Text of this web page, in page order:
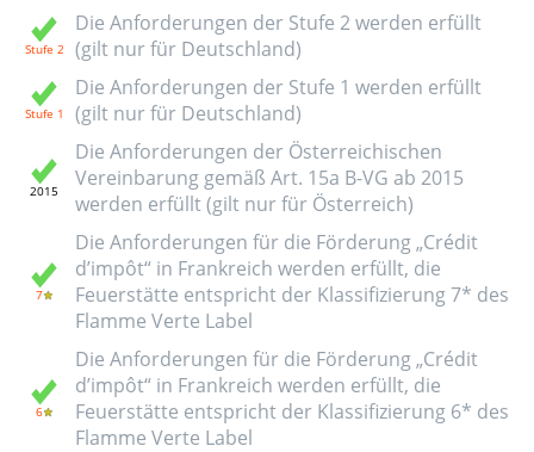
Die Anforderungen der Stufe 2 werden erfüllt
(gilt nur für Deutschland)
Die Anforderungen der Stufe 1 werden erfüllt
(gilt nur für Deutschland)
Die Anforderungen der Österreichischen
Vereinbarung gemäß Art. 15a B-VG ab 2015
werden erfüllt (gilt nur für Österreich)
Die Anforderungen für die Förderung „Crédit
d’impôt“ in Frankreich werden erfüllt, die
Feuerstätte entspricht der Klassifizierung 7* des
Flamme Verte Label
Die Anforderungen für die Förderung „Crédit
d’impôt“ in Frankreich werden erfüllt, die
Feuerstätte entspricht der Klassifizierung 6* des
Flamme Verte Label